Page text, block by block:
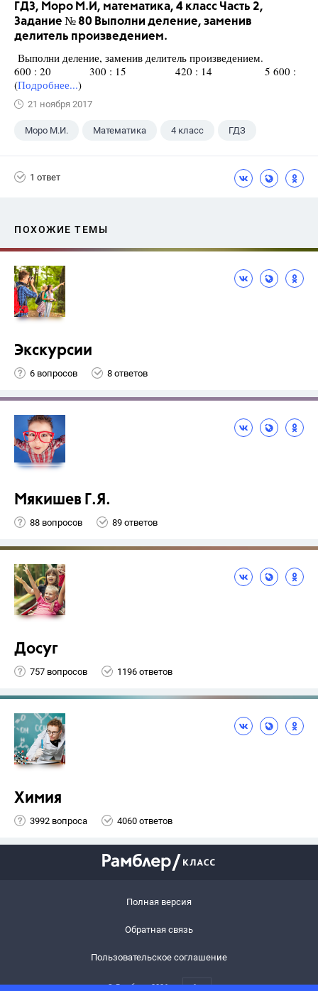
ГДЗ, Моро М.И, математика, 4 класс Часть 2,
Задание № 80 Выполни деление, заменив
делитель произведением.
Выполни деление, заменив делитель произведением.
600 : 20 300 : 15 420 : 14 5 600 :
(Подробнее...)
21 ноября 2017
Моро М.И. Математика 4 класс ГДЗ
1 ответ
ПОХОЖИЕ ТЕМЫ
Экскурсии
6 вопросов 8 ответов
Мякишев Г.Я.
88 вопросов 89 ответов
Досуг
757 вопросов 1196 ответов
Химия
3992 вопроса 4060 ответов
Полная версия
Обратная связь
Пользовательское соглашение
© Рамблер,2026 6+